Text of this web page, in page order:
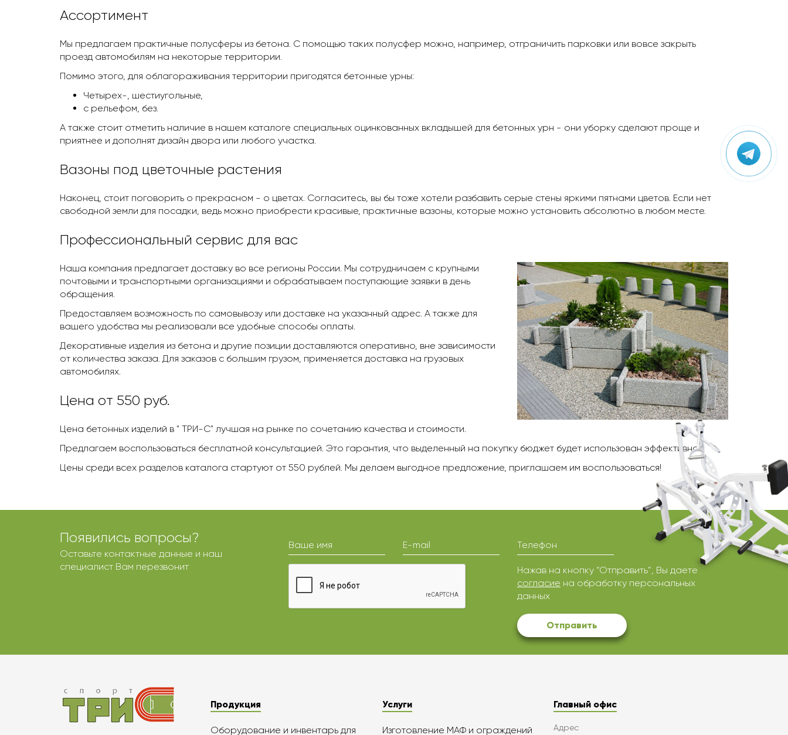
Ассортимент
Мы предлагаем практичные полусферы из бетона. С помощью таких полусфер можно, например, отграничить парковки или вовсе закрыть
проезд автомобилям на некоторые территории.
Помимо этого, для облагораживания территории пригодятся бетонные урны:
Четырех-, шестиугольные,
с рельефом, без.
А также стоит отметить наличие в нашем каталоге специальных оцинкованных вкладышей для бетонных урн - они уборку сделают проще и
приятнее и дополнят дизайн двора или любого участка.
Вазоны под цветочные растения
Наконец, стоит поговорить о прекрасном - о цветах. Согласитесь, вы бы тоже хотели разбавить серые стены яркими пятнами цветов. Если нет
свободной земли для посадки, ведь можно приобрести красивые, практичные вазоны, которые можно установить абсолютно в любом месте.
Профессиональный сервис для вас
Наша компания предлагает доставку во все регионы России. Мы сотрудничаем с крупными
почтовыми и транспортными организациями и обрабатываем поступающие заявки в день
обращения.
Предоставляем возможность по самовывозу или доставке на указанный адрес. А также для
вашего удобства мы реализовали все удобные способы оплаты.
Декоративные изделия из бетона и другие позиции доставляются оперативно, вне зависимости
от количества заказа. Для заказов с большим грузом, применяется доставка на грузовых
автомобилях.
Цена от 550 руб.
Цена бетонных изделий в " ТРИ-С" лучшая на рынке по сочетанию качества и стоимости.
Предлагаем воспользоваться бесплатной консультацией. Это гарантия, что выделенный на покупку бюджет будет использован эффективно.
Цены среди всех разделов каталога стартуют от 550 рублей. Мы делаем выгодное предложение, приглашаем им воспользоваться!
Появились вопросы?
Оставьте контактные данные и наш
специалист Вам перезвонит
Ваше имя E-mail Телефон
Нажав на кнопку “Отправить”, Вы даете
согласие на обработку персональных
данных
Отправить
Продукция
Оборудование и инвентарь для
Услуги
Изготовление МАФ и ограждений
Главный офис
Адрес